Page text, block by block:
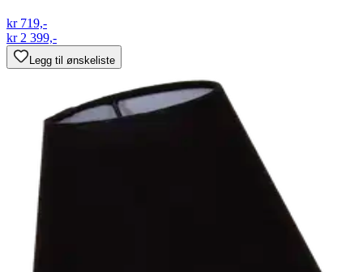
kr 719,-
kr 2 399,-
Legg til ønskeliste